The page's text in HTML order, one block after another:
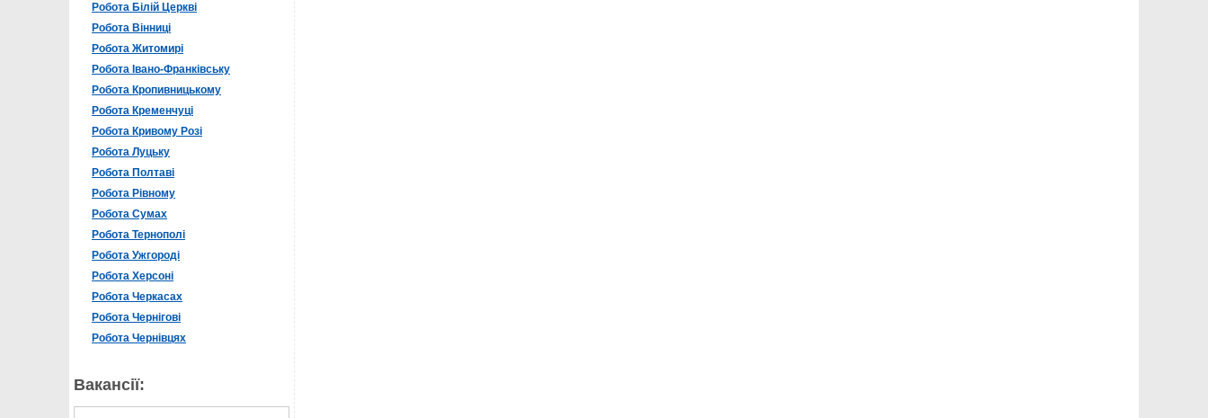
Робота Білій Церкві
Робота Вінниці
Робота Житомирі
Робота Івано-Франківську
Робота Кропивницькому
Робота Кременчуці
Робота Кривому Розі
Робота Луцьку
Робота Полтаві
Робота Рівному
Робота Сумах
Робота Тернополі
Робота Ужгороді
Робота Херсоні
Робота Черкасах
Робота Чернігові
Робота Чернівцях
Вакансії: